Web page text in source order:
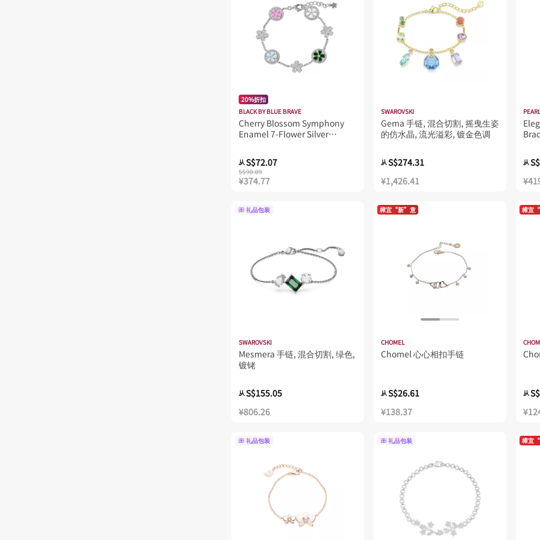
20%折扣
BLACK BY BLUE BRAVE
Cherry Blossom Symphony
Enamel 7-Flower Silver
从S$72.07
S$90.09
¥374.77
SWAROVSKI
Gema 手链, 混合切割, 摇曳生姿
的仿水晶, 流光溢彩, 镀金色调
从S$274.31
¥1,426.41
从
礼品包装
SWAROVSKI
Mesmera 手链, 混合切割, 绿色,
镀铑
从S$155.05
¥806.26
樟宜“新”意
CHOMEL
Chomel 心心相扣手链
从S$26.61
¥138.37
樟宜
从
礼品包装 礼品包装 樟宜